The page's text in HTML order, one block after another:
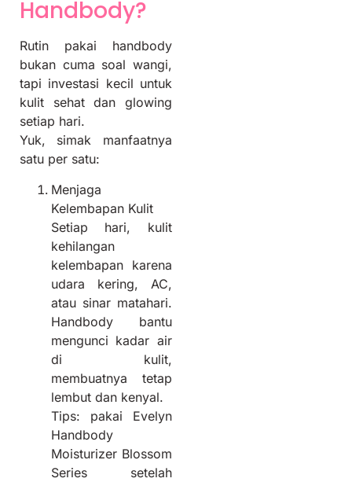
Handbody?
Rutin pakai handbody
bukan cuma soal wangi,
tapi investasi kecil untuk
kulit sehat dan glowing
setiap hari.
Yuk, simak manfaatnya
satu per satu:
Menjaga
Kelembapan Kulit
Setiap hari, kulit
kehilangan
kelembapan karena
udara kering, AC,
atau sinar matahari.
Handbody bantu
mengunci kadar air
di kulit,
membuatnya tetap
lembut dan kenyal.
Tips: pakai Evelyn
Handbody
Moisturizer Blossom
Series setelah